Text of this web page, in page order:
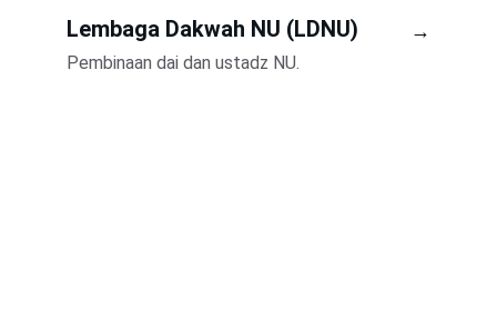
Lembaga Dakwah NU (LDNU) →
Pembinaan dai dan ustadz NU.